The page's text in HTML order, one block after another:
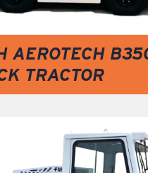
AEROTECH
TRACTOR